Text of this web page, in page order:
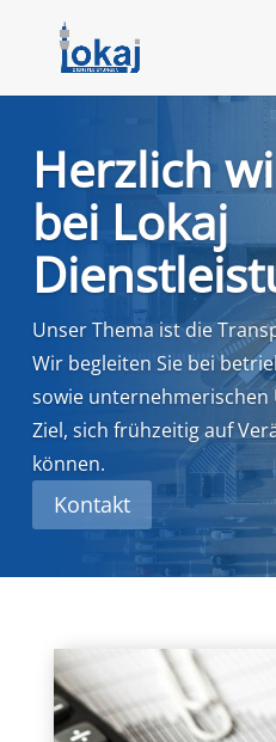
Zum Inhalt springen
Herzlich
bei Lokaj
Unser Thema ist die
Wir begleiten Sie bei
sowie
Ziel, sich frühzeitig auf
können.
Kontakt